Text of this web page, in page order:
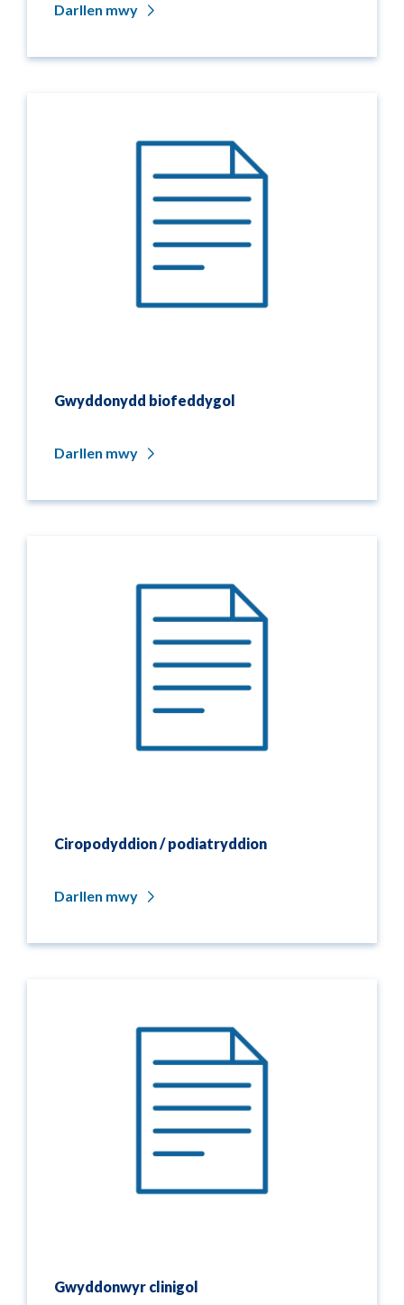
Darllen mwy
Gwyddonydd biofeddygol
Darllen mwy
Ciropodyddion / podiatryddion
Darllen mwy
Gwyddonwyr clinigol